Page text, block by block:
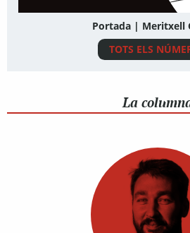
Portada | Meritxell
TOTS ELS
La